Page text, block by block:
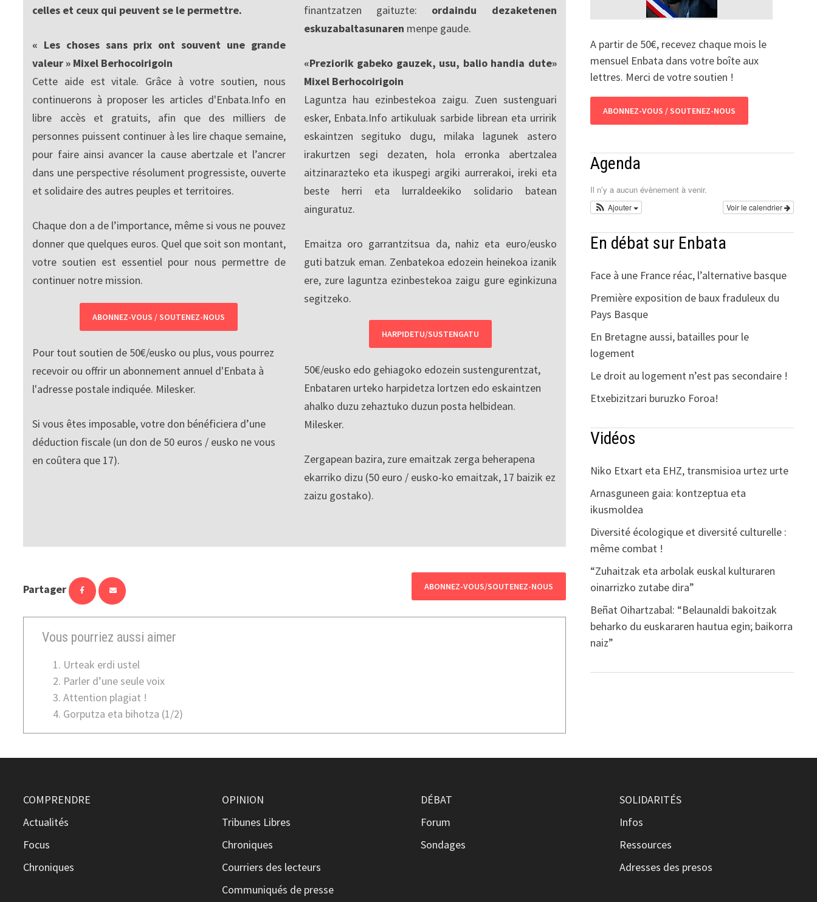
celles et ceux qui peuvent se le permettre.
« Les choses sans prix ont souvent une grande
valeur » Mixel Berhocoirigoin
Cette aide est vitale. Grâce à votre soutien, nous
continuerons à proposer les articles d'Enbata.Info en
libre accès et gratuits, afin que des milliers de
personnes puissent continuer à les lire chaque semaine,
pour faire ainsi avancer la cause abertzale et l’ancrer
dans une perspective résolument progressiste, ouverte
et solidaire des autres peuples et territoires.
Chaque don a de l’importance, même si vous ne pouvez
donner que quelques euros. Quel que soit son montant,
votre soutien est essentiel pour nous permettre de
continuer notre mission.
ABONNEZ-VOUS / SOUTENEZ-NOUS
Pour tout soutien de 50€/eusko ou plus, vous pourrez
recevoir ou offrir un abonnement annuel d'Enbata à
l'adresse postale indiquée. Milesker.
Si vous êtes imposable, votre don bénéficiera d’une
déduction fiscale (un don de 50 euros / eusko ne vous
en coûtera que 17).
finantzatzen gaituzte: ordaindu dezaketenen
eskuzabaltasunaren menpe gaude.
«Preziorik gabeko gauzek, usu, balio handia dute»
Mixel Berhocoirigoin
Laguntza hau ezinbestekoa zaigu. Zuen sustenguari
esker, Enbata.Info artikuluak sarbide librean eta urririk
eskaintzen segituko dugu, milaka lagunek astero
irakurtzen segi dezaten, hola erronka abertzalea
aitzinarazteko eta ikuspegi argiki aurrerakoi, ireki eta
beste herri eta lurraldeekiko solidario batean
ainguratuz.
Emaitza oro garrantzitsua da, nahiz eta euro/eusko
guti batzuk eman. Zenbatekoa edozein heinekoa izanik
ere, zure laguntza ezinbestekoa zaigu gure eginkizuna
segitzeko.
HARPIDETU/SUSTENGATU
50€/eusko edo gehiagoko edozein sustengurentzat,
Enbataren urteko harpidetza lortzen edo eskaintzen
ahalko duzu zehaztuko duzun posta helbidean.
Milesker.
Zergapean bazira, zure emaitzak zerga beherapena
ekarriko dizu (50 euro / eusko-ko emaitzak, 17 baizik ez
zaizu gostako).
Partager ABONNEZ-VOUS/SOUTENEZ-NOUS
Vous pourriez aussi aimer
Urteak erdi ustel
Parler d’une seule voix
Attention plagiat !
Gorputza eta bihotza (1/2)
A partir de 50€, recevez chaque mois le
mensuel Enbata dans votre boîte aux
lettres. Merci de votre soutien !
ABONNEZ-VOUS / SOUTENEZ-NOUS
Agenda
Il n’y a aucun évènement à venir.
Voir le calendrier
Ajouter
En débat sur Enbata
Face à une France réac, l’alternative basque
Première exposition de baux fraduleux du
Pays Basque
En Bretagne aussi, batailles pour le
logement
Le droit au logement n’est pas secondaire !
Etxebizitzari buruzko Foroa!
Vidéos
Niko Etxart eta EHZ, transmisioa urtez urte
Arnasguneen gaia: kontzeptua eta
ikusmoldea
Diversité écologique et diversité culturelle :
même combat !
“Zuhaitzak eta arbolak euskal kulturaren
oinarrizko zutabe dira”
Beñat Oihartzabal: “Belaunaldi bakoitzak
beharko du euskararen hautua egin; baikorra
naiz”
COMPRENDRE
Actualités
Focus
Chroniques
OPINION
Tribunes Libres
Chroniques
Courriers des lecteurs
Communiqués de presse
DÉBAT
Forum
Sondages
SOLIDARITÉS
Infos
Ressources
Adresses des presos